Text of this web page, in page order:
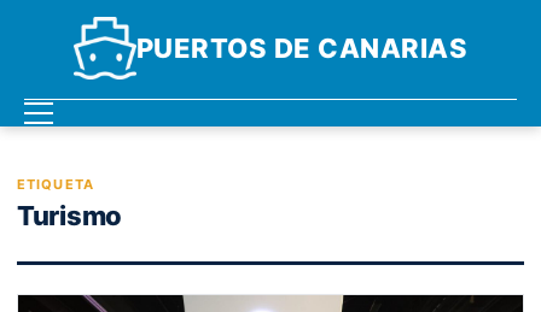
PUERTOS DE CANARIAS
ETIQUETA
Turismo